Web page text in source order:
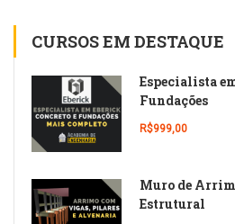
CURSOS EM DESTAQUE
Especialista
Fundações
R$999,00
Muro de
Estrutural